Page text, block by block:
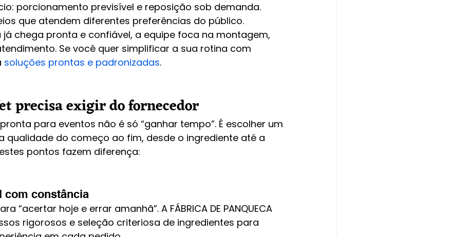
porcionamento previsível e reposição sob demanda.
que atendem diferentes preferências do público.
chega pronta e confiável, a equipe foca na montagem,
Se você quer simplificar a sua rotina com
soluções prontas e padronizadas.
precisa exigir do fornecedor
para eventos não é só “ganhar tempo”. É escolher um
qualidade do começo ao fim, desde o ingrediente até a
pontos fazem diferença:
com constância
“acertar hoje e errar amanhã”. A FÁBRICA DE PANQUECA
rigorosos e seleção criteriosa de ingredientes para